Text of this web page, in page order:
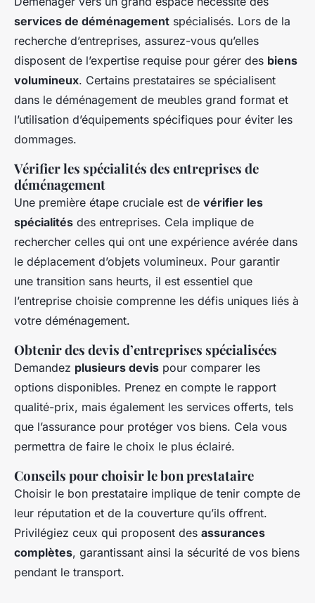
services de déménagement spécialisés. Lors de la
recherche d’entreprises, assurez-vous qu’elles
disposent de l’expertise requise pour gérer des biens
volumineux. Certains prestataires se spécialisent
dans le déménagement de meubles grand format et
l’utilisation d’équipements spécifiques pour éviter les
dommages.
Vérifier les spécialités des entreprises de
déménagement
Une première étape cruciale est de vérifier les
spécialités des entreprises. Cela implique de
rechercher celles qui ont une expérience avérée dans
le déplacement d’objets volumineux. Pour garantir
une transition sans heurts, il est essentiel que
l’entreprise choisie comprenne les défis uniques liés à
votre déménagement.
Obtenir des devis d’entreprises spécialisées
Demandez plusieurs devis pour comparer les
options disponibles. Prenez en compte le rapport
qualité-prix, mais également les services offerts, tels
que l’assurance pour protéger vos biens. Cela vous
permettra de faire le choix le plus éclairé.
Conseils pour choisir le bon prestataire
Choisir le bon prestataire implique de tenir compte de
leur réputation et de la couverture qu’ils offrent.
Privilégiez ceux qui proposent des assurances
complètes, garantissant ainsi la sécurité de vos biens
pendant le transport.